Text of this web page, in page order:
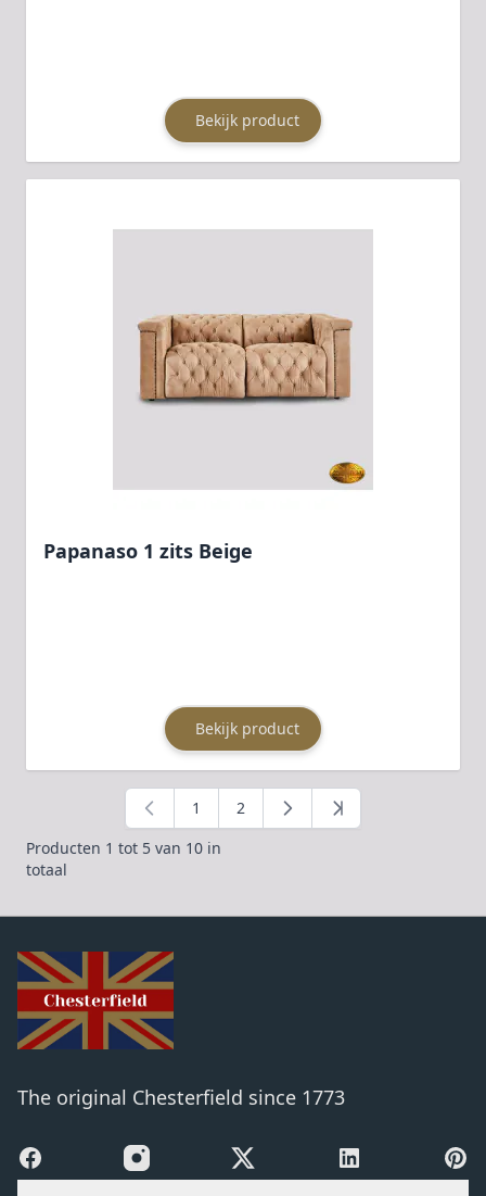
Bekijk product
Papanaso 1 zits Beige
Bekijk product
Producten 1 tot 5 van 10 in
totaal
U lees momenteel pagina
1 Pagina
2
The original Chesterfield since 1773
Facebook Instagram X LinkedIn